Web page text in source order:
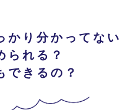
かり分かってない
られる？
できるの？